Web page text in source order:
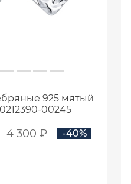
925 мятый
00245
4 300 ₽ -40%